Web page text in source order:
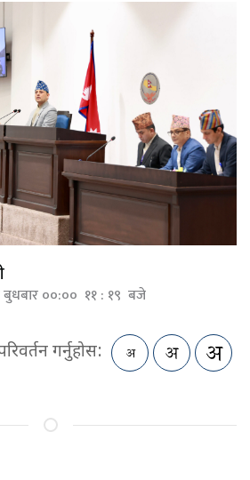
बुधबार ००:०० ११ : १९ बजे
गर्नुहोस: